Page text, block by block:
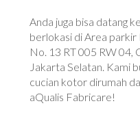
Anda juga bisa datang ke
berlokasi di Area parkir
No. 13 RT 005 RW 04,
Jakarta Selatan. Kami
cucian kotor dirumah
aQualis Fabricare!